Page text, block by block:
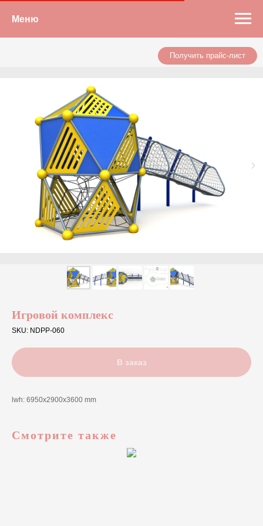
Меню
Получить прайс-лист
Игровой комплекс
SKU: NDPP-060
В заказ
lwh: 6950x2900x3600 mm
Смотрите также